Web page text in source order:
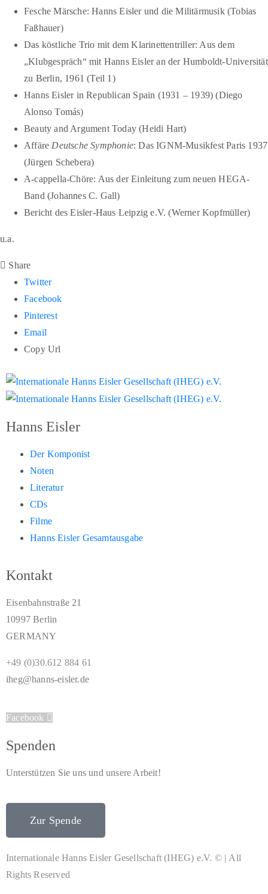
Fesche Märsche: Hanns Eisler und die Militärmusik (Tobias
Faßhauer)
Das köstliche Trio mit dem Klarinettentriller: Aus dem
„Klubgespräch“ mit Hanns Eisler an der Humboldt-Universität
zu Berlin, 1961 (Teil 1)
Hanns Eisler in Republican Spain (1931 – 1939) (Diego
Alonso Tomás)
Beauty and Argument Today (Heidi Hart)
Affäre Deutsche Symphonie: Das IGNM-Musikfest Paris 1937
(Jürgen Schebera)
A-cappella-Chöre: Aus der Einleitung zum neuen HEGA-
Band (Johannes C. Gall)
Bericht des Eisler-Haus Leipzig e.V. (Werner Kopfmüller)
u.a.
Share
Twitter
Facebook
Pinterest
Email
Copy Url
Hanns Eisler
Der Komponist
Noten
Literatur
CDs
Filme
Hanns Eisler Gesamtausgabe
Kontakt
Eisenbahnstraße 21
10997 Berlin
GERMANY
+49 (0)30.612 884 61
iheg@hanns-eisler.de
Facebook
Spenden
Unterstützen Sie uns und unsere Arbeit!
Zur Spende
Internationale Hanns Eisler Gesellschaft (IHEG) e.V. © | All
Rights Reserved